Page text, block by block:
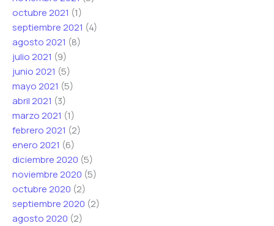
octubre 2021 (1)
septiembre 2021 (4)
agosto 2021 (8)
julio 2021 (9)
junio 2021 (5)
mayo 2021 (5)
abril 2021 (3)
marzo 2021 (1)
febrero 2021 (2)
enero 2021 (6)
diciembre 2020 (5)
noviembre 2020 (5)
octubre 2020 (2)
septiembre 2020 (2)
agosto 2020 (2)